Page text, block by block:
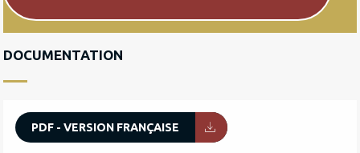
DOCUMENTATION
PDF - VERSION FRANÇAISE